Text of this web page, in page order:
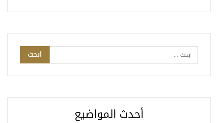
أحدث المواضيع